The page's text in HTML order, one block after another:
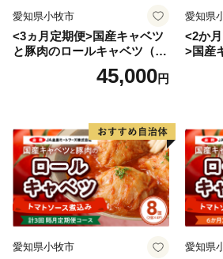
愛知県小牧市
<3ヵ月定期便>国産キャベツ
と豚肉のロールキャベツ（6P
45,000円
愛知県
<2か
>国産
ルキ
愛知県小牧市 愛知県